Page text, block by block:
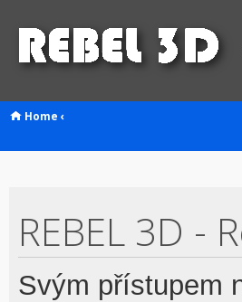
Home ‹
REBEL 3D -
Svým přístupem